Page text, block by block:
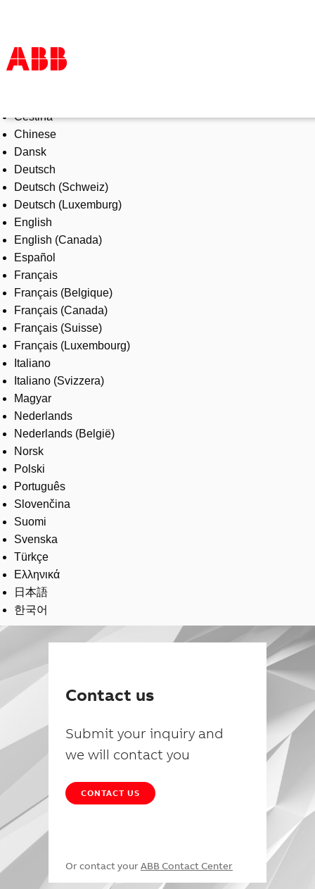
Products & Solutions
Industries
Services
About us
Where to buy
Contact us
Careers
Čeština
Chinese
Dansk
Deutsch
Deutsch (Schweiz)
Deutsch (Luxemburg)
English
English (Canada)
Español
Français
Français (Belgique)
Français (Canada)
Français (Suisse)
Français (Luxembourg)
Italiano
Italiano (Svizzera)
Magyar
Nederlands
Nederlands (België)
Norsk
Polski
Português
Slovenčina
Suomi
Svenska
Türkçe
Ελληνικά
日本語
한국어
Contact us
Submit your inquiry and
we will contact you
CONTACT US
Or contact your ABB Contact Center